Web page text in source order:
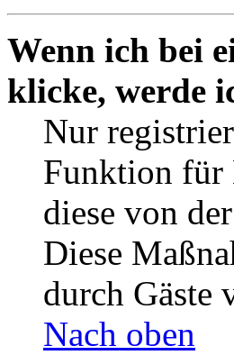
Wenn ich bei
klicke, werde
Nur
Funktion für
diese von
Diese
durch Gäste
Nach oben